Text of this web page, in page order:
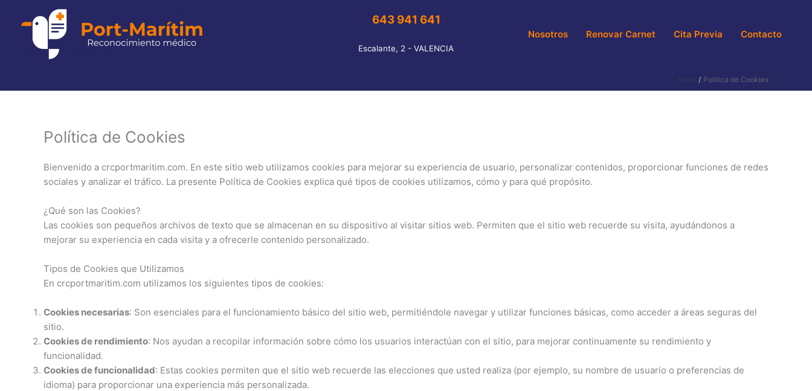
643 941 641
Escalante, 2 - VALENCIA
Nosotros Renovar Carnet Cita Previa Contacto
Inicio Política de Cookies
Política de Cookies
Bienvenido a crcportmaritim.com. En este sitio web utilizamos cookies para mejorar su experiencia de usuario, personalizar contenidos, proporcionar funciones de redes
sociales y analizar el tráfico. La presente Política de Cookies explica qué tipos de cookies utilizamos, cómo y para qué propósito.
¿Qué son las Cookies?
Las cookies son pequeños archivos de texto que se almacenan en su dispositivo al visitar sitios web. Permiten que el sitio web recuerde su visita, ayudándonos a
mejorar su experiencia en cada visita y a ofrecerle contenido personalizado.
Tipos de Cookies que Utilizamos
En crcportmaritim.com utilizamos los siguientes tipos de cookies:
Cookies necesarias: Son esenciales para el funcionamiento básico del sitio web, permitiéndole navegar y utilizar funciones básicas, como acceder a áreas seguras del
sitio.
Cookies de rendimiento: Nos ayudan a recopilar información sobre cómo los usuarios interactúan con el sitio, para mejorar continuamente su rendimiento y
funcionalidad.
Cookies de funcionalidad: Estas cookies permiten que el sitio web recuerde las elecciones que usted realiza (por ejemplo, su nombre de usuario o preferencias de
idioma) para proporcionar una experiencia más personalizada.